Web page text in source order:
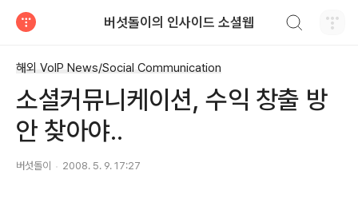
버섯돌이의 인사이드 소셜웹
해외 VoIP News/Social Communication
소셜커뮤니케이션, 수익 창출 방
안 찾아야..
버섯돌이 2008. 5. 9. 17:27